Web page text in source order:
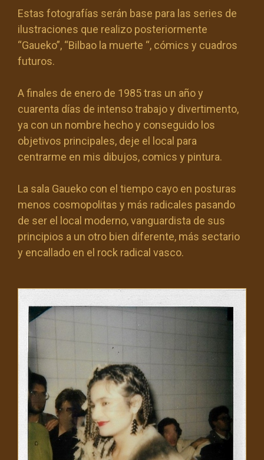
Estas fotografías serán base para las series de
ilustraciones que realizo posteriormente
“Gaueko”, “Bilbao la muerte “, cómics y cuadros
futuros.
A finales de enero de 1985 tras un año y
cuarenta días de intenso trabajo y divertimento,
ya con un nombre hecho y conseguido los
objetivos principales, deje el local para
centrarme en mis dibujos, comics y pintura.
La sala Gaueko con el tiempo cayo en posturas
menos cosmopolitas y más radicales pasando
de ser el local moderno, vanguardista de sus
principios a un otro bien diferente, más sectario
y encallado en el rock radical vasco.